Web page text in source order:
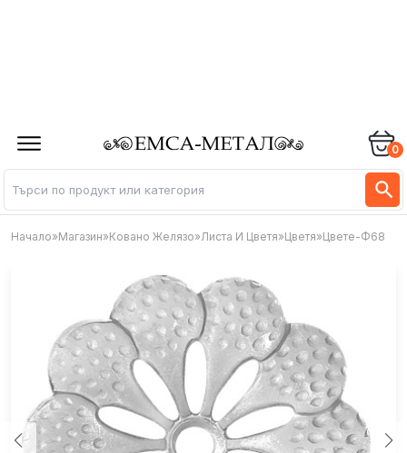
0
Начало»Магазин»Ковано Желязо»Листа И Цветя»Цветя»Цвете-Ф68